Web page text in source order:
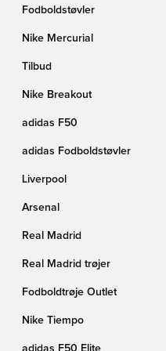
Fodboldstøvler
Nike Mercurial
Tilbud
Nike Breakout
adidas F50
adidas Fodboldstøvler
Liverpool
Arsenal
Real Madrid
Real Madrid trøjer
Fodboldtrøje Outlet
Nike Tiempo
adidas F50 Elite